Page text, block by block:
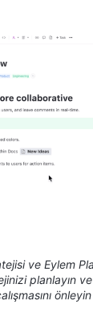
ve Eylem
planlayın ve
önleyin